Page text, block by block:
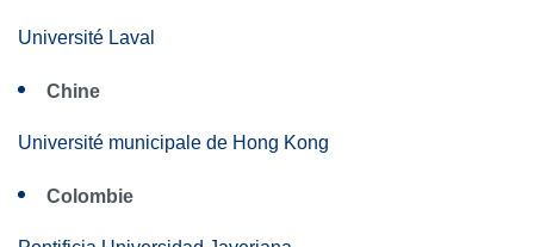
Université Laval
Chine
Université municipale de Hong Kong
Colombie